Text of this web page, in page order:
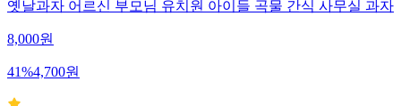
옛날과자 어르신 부모님 유치원 아이들 곡물 간식 사무실 과자
8,000원
41%4,700원